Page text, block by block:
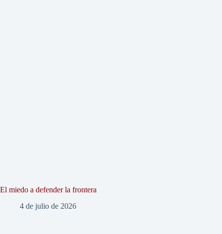
El miedo a defender la frontera
4 de julio de 2026